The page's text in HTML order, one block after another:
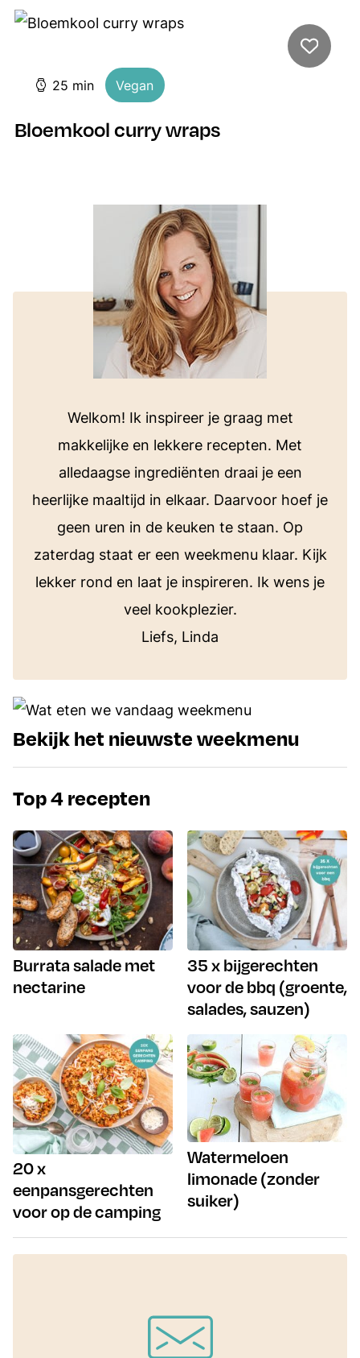
25 minuten
min Vegan
Bloemkool curry wraps
Welkom! Ik inspireer je graag met
makkelijke en lekkere recepten. Met
alledaagse ingrediënten draai je een
heerlijke maaltijd in elkaar. Daarvoor hoef je
geen uren in de keuken te staan. Op
zaterdag staat er een weekmenu klaar. Kijk
lekker rond en laat je inspireren. Ik wens je
veel kookplezier.
Liefs, Linda
Bekijk het nieuwste weekmenu
Top 4 recepten
Burrata salade met
nectarine
35 x bijgerechten
voor de bbq (groente,
salades, sauzen)
20 x
eenpansgerechten
voor op de camping
Watermeloen
limonade (zonder
suiker)